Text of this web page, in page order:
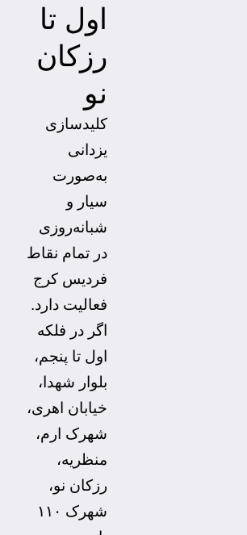
اول تا
رزکان
نو
کلیدسازی
یزدانی
به‌صورت
سیار و
شبانه‌روزی
در تمام نقاط
فردیس کرج
فعالیت دارد.
اگر در فلکه
اول تا پنجم،
بلوار شهدا،
خیابان اهری،
شهرک ارم،
منظریه،
رزکان نو،
شهرک ۱۱۰